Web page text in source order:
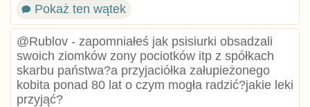
Pokaż ten wątek
@Rublov - zapomniałeś jak psisiurki obsadzali
swoich ziomków zony pociotków itp z spółkach
skarbu państwa?a przyjaciółka załupieżonego
kobita ponad 80 lat o czym mogła radzić?jakie leki
przyjąć?